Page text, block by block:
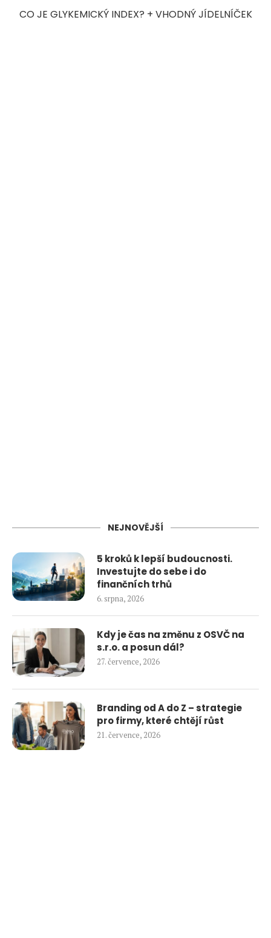
CO JE GLYKEMICKÝ INDEX? + VHODNÝ JÍDELNÍČEK
NEJNOVĚJŠÍ
5 kroků k lepší budoucnosti.
Investujte do sebe i do
finančních trhů
6. srpna, 2026
Kdy je čas na změnu z OSVČ na
s.r.o. a posun dál?
27. července, 2026
Branding od A do Z – strategie
pro firmy, které chtějí růst
21. července, 2026